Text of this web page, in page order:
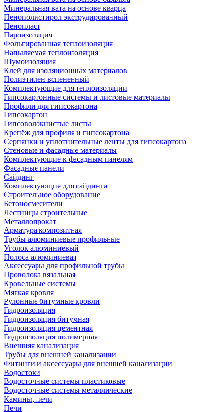
Минеральная вата на основе кварца
Пенополистирол экструдированный
Пенопласт
Пароизоляция
Фольгированная теплоизоляция
Напыляемая теплоизоляция
Шумоизоляция
Клей для изоляционных материалов
Полиэтилен вспененный
Комплектующие для теплоизоляции
Гипсокартонные системы и листовые материалы
Профили для гипсокартона
Гипсокартон
Гипсоволокнистые листы
Крепёж для профиля и гипсокартона
Серпянки и уплотнительные ленты для гипсокартона
Стеновые и фасадные материалы
Комплектующие к фасадным панелям
Фасадные панели
Сайдинг
Комплектующие для сайдинга
Строительное оборудование
Бетоносмесители
Лестницы строительные
Металлопрокат
Арматура композитная
Трубы алюминиевые профильные
Уголок алюминиевый
Полоса алюминиевая
Аксессуары для профильной трубы
Проволока вязальная
Кровельные системы
Мягкая кровля
Рулонные битумные кровли
Гидроизоляция
Гидроизоляция битумная
Гидроизоляция цементная
Гидроизоляция полимерная
Внешняя канализация
Трубы для внешней канализации
Фитинги и аксессуары для внешней канализации
Водостоки
Водосточные системы пластиковые
Водосточные системы металлические
Камины, печи
Печи